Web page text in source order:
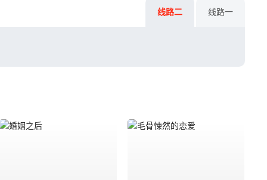
线路二 线路一